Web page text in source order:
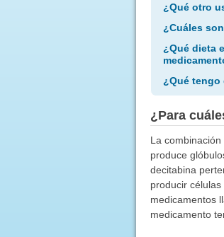
¿Qué otro
¿Cuáles
¿Qué dieta
¿Qué tengo
¿Para
La
produce
decitabina
producir
medicamentos
medicamento